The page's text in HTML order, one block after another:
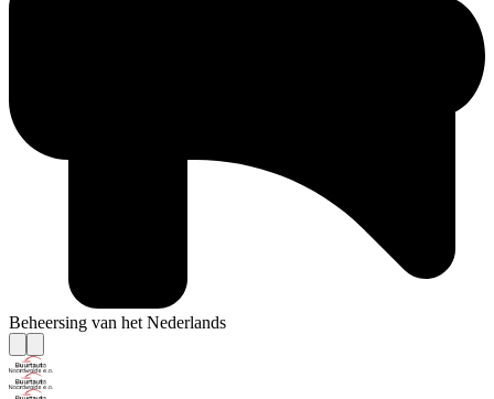
Beheersing van het Nederlands